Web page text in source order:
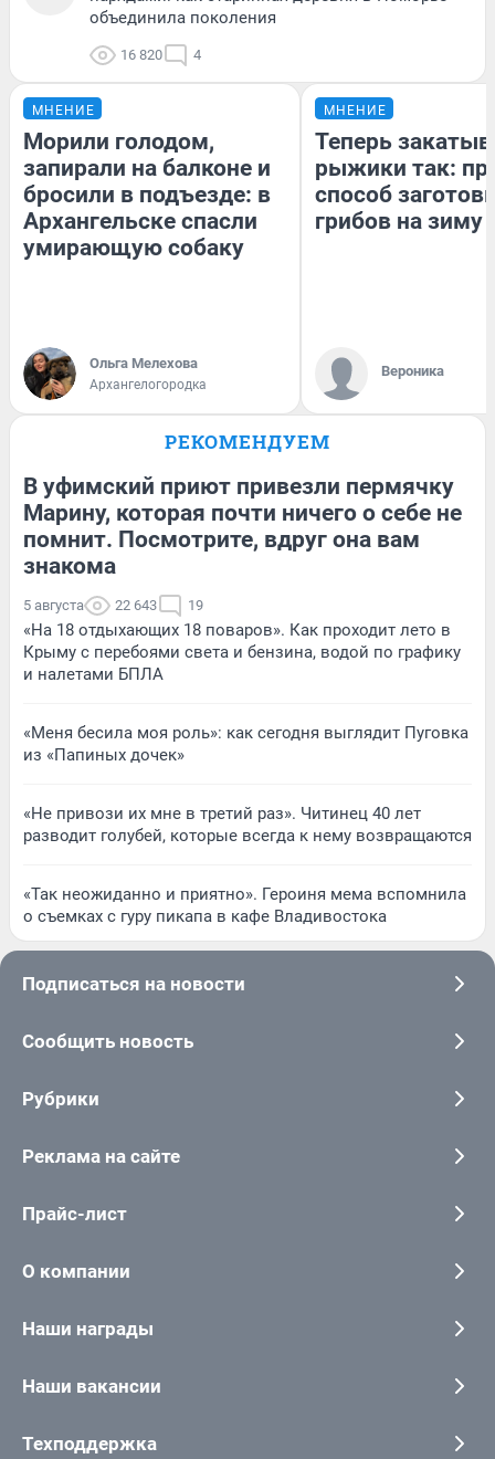
объединила поколения
16 820 4
МНЕНИЕ
Морили голодом,
запирали на балконе и
бросили в подъезде: в
Архангельске спасли
умирающую собаку
Ольга Мелехова
Архангелогородка
МНЕНИЕ
Теперь
рыжики так:
способ
грибов на зиму
Вероника
РЕКОМЕНДУЕМ
В уфимский приют привезли пермячку
Марину, которая почти ничего о себе не
помнит. Посмотрите, вдруг она вам
знакома
5 августа 22 643 19
«На 18 отдыхающих 18 поваров». Как проходит лето в
Крыму с перебоями света и бензина, водой по графику
и налетами БПЛА
«Меня бесила моя роль»: как сегодня выглядит Пуговка
из «Папиных дочек»
«Не привози их мне в третий раз». Читинец 40 лет
разводит голубей, которые всегда к нему возвращаются
«Так неожиданно и приятно». Героиня мема вспомнила
о съемках с гуру пикапа в кафе Владивостока
Подписаться на новости
Сообщить новость
Рубрики
Реклама на сайте
Прайс-лист
О компании
Наши награды
Наши вакансии
Техподдержка